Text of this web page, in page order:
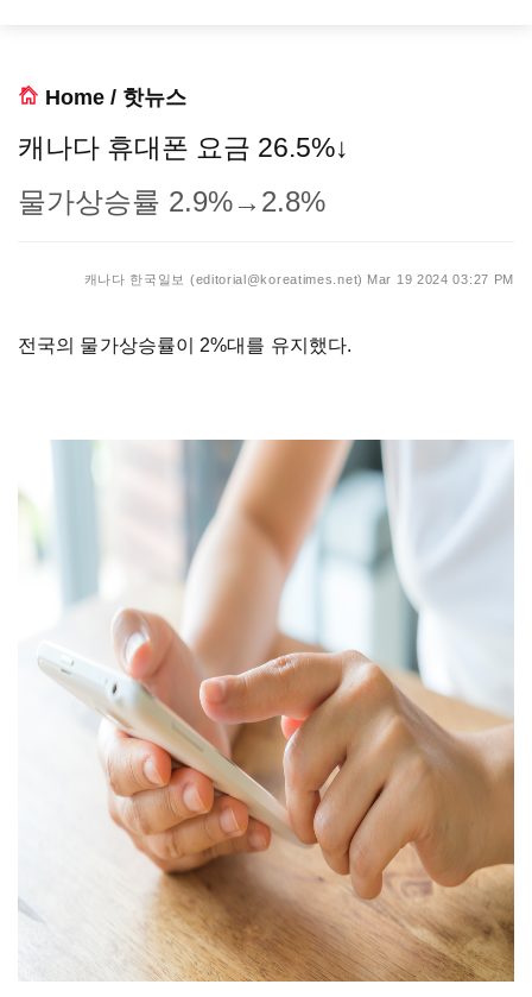
Home / 핫뉴스
캐나다 휴대폰 요금 26.5%↓
물가상승률 2.9%→2.8%
캐나다 한국일보 (editorial@koreatimes.net) Mar 19 2024 03:27 PM
전국의 물가상승률이 2%대를 유지했다.